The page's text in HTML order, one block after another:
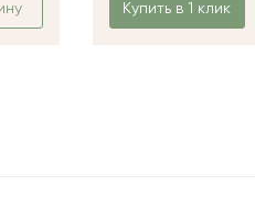
Купить в 1 клик